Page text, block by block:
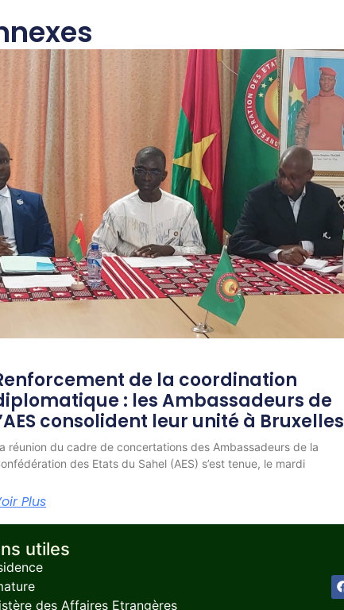
de la coordination
: les Ambassadeurs de
consolident leur unité à Bruxelles
réunion du cadre de concertations des Ambassadeurs de la
des Etats du Sahel (AES) s’est tenue, le mardi
Plus
utiles
des Affaires Etrangères